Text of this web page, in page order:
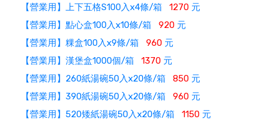
【營業用】上下五格S100入x4條/箱 1270 元
【營業用】點心盒100入x10條/箱 920 元
【營業用】粿盒100入x9條/箱 960 元
【營業用】漢堡盒1000個/箱 1370 元
【營業用】260紙湯碗50入x20條/箱 850 元
【營業用】390紙湯碗50入x20條/箱 960 元
【營業用】520矮紙湯碗50入x20條/箱 1150 元